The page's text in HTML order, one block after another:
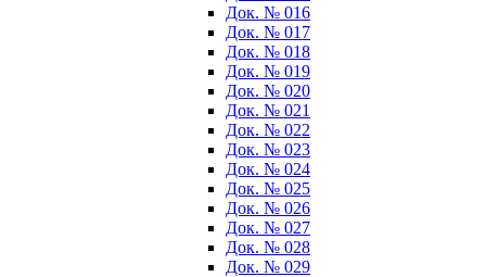
Док. № 016
Док. № 017
Док. № 018
Док. № 019
Док. № 020
Док. № 021
Док. № 022
Док. № 023
Док. № 024
Док. № 025
Док. № 026
Док. № 027
Док. № 028
Док. № 029